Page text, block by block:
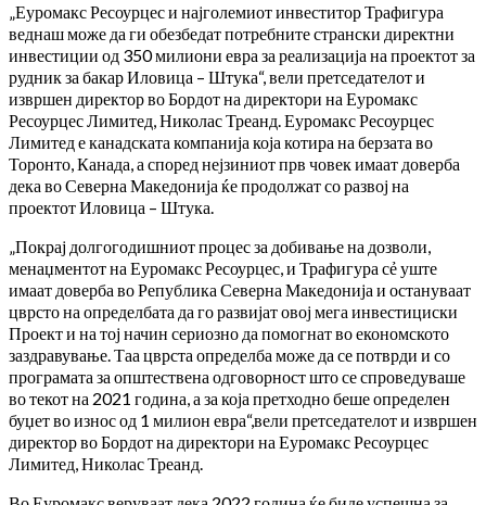
„Еуромакс Ресоурцес и најголемиот инвеститор Трафигура
веднаш може да ги обезбедат потребните странски директни
инвестиции од 350 милиони евра за реализација на проектот за
рудник за бакар Иловица – Штука“, вели претседателот и
извршен директор во Бордот на директори на Еуромакс
Ресоурцес Лимитед, Николас Треанд. Еуромакс Ресоурцес
Лимитед е канадската компанија која котира на берзата во
Торонто, Канада, а според нејзиниот прв човек имаат доверба
дека во Северна Македонија ќе продолжат со развој на
проектот Иловица – Штука.
„Покрај долгогодишниот процес за добивање на дозволи,
менаџментот на Еуромакс Ресоурцес, и Трафигура сẻ уште
имаат доверба во Република Северна Македонија и остануваат
цврсто на определбата да го развијат овој мега инвестициски
Проект и на тој начин сериозно да помогнат во економското
заздравување. Таа цврста определба може да се потврди и со
програмата за општествена одговорност што се спроведуваше
во текот на 2021 година, а за која претходно беше определен
буџет во износ од 1 милион евра“,вели претседателот и извршен
директор во Бордот на директори на Еуромакс Ресоурцес
Лимитед, Николас Треанд.